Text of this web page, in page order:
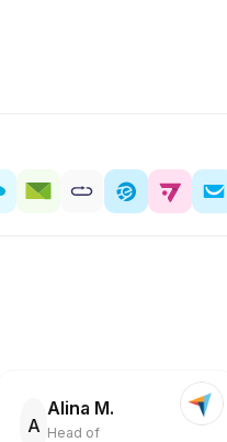
A
Alina M.
Head of